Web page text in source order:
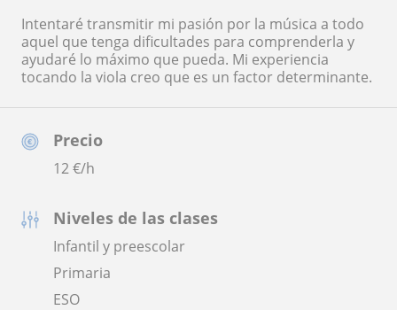
Precio
12€/h
Niveles de las clases
Infantil y preescolar
Primaria
ESO
Intentaré transmitir mi pasión por la música a todo
aquel que tenga dificultades para comprenderla y
ayudaré lo máximo que pueda. Mi experiencia
tocando la viola creo que es un factor determinante.